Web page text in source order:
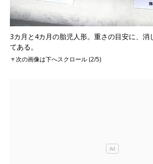
3カ月と4カ月の胎児人形。重さの目安に、消
てある。
▼次の画像は下へスクロール (2/5)